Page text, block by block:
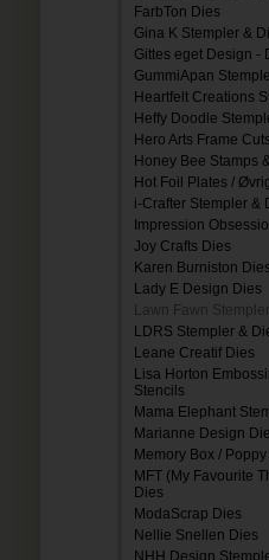
FarbTon Dies
Gina K Stempler &
Gittes eget Design -
GummiApan
Heartfelt Creations
Heffy Doodle
Hero Arts Frame
Honey Bee Stamps
Hot Foil Plates /
i-Crafter Stempler &
Impression
Joy Crafts Dies
Karen Burniston Dies
Lady E Design Dies
Lawn Fawn
LDRS Stempler &
Leane Creatif Dies
Lisa Horton
Stencils
Mama Elephant
Marianne Design
Memory Box /
MFT (My Favourite
Dies
ModaScrap Dies
Nellie Snellen Dies
NHH Design